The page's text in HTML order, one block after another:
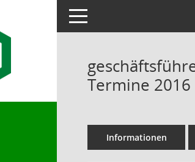
Toggle navigation
Termine 2016
Informationen